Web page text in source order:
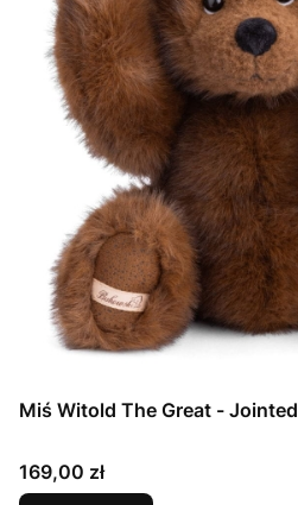
Miś Witold The Great - Jointed
Cena
169,00 zł